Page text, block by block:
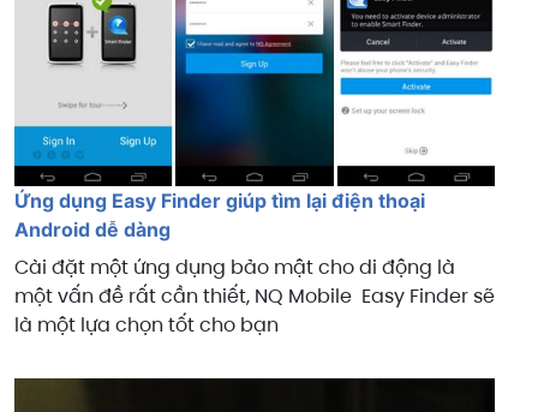
Ứng dụng Easy Finder giúp tìm lại điện thoại
Android dễ dàng
Cài đặt một ứng dụng bảo mật cho di động là
một vấn đề rất cần thiết, NQ Mobile Easy Finder sẽ
là một lựa chọn tốt cho bạn